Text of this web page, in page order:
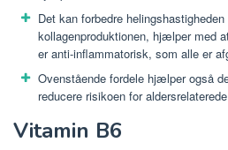
Det kan forbedre
kollagenproduktionen, hjælper med
er anti-inflammatorisk, som alle er
Ovenstående fordele hjælper også
reducere risikoen for
Vitamin B6